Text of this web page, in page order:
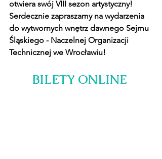
otwiera swój VIII sezon artystyczny!
Serdecznie zapraszamy na wydarzenia
do wytwornych wnętrz dawnego Sejmu
Śląskiego - Naczelnej Organizacji
Technicznej we Wrocławiu!
BILETY ONLINE